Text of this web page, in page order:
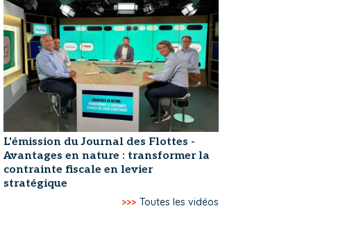
L'émission du Journal des Flottes -
Avantages en nature : transformer la
contrainte fiscale en levier
stratégique
>>> Toutes les vidéos